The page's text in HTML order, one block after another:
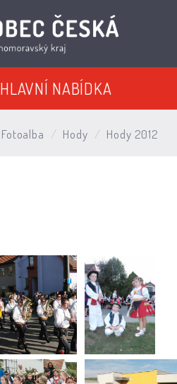
HLAVNÍ NABÍDKA
Fotoalba Hody Hody 2012